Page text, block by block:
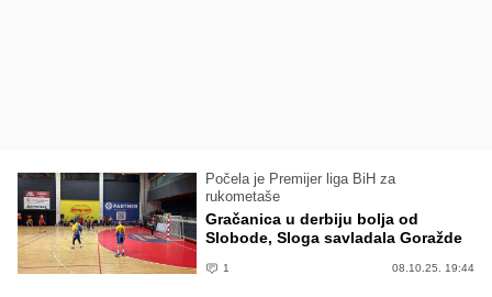
Počela je Premijer liga BiH za
rukometaše
Gračanica u derbiju bolja od
Slobode, Sloga savladala Goražde
1 08.10.25. 19:44